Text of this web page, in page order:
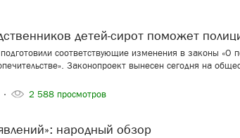
детей-сирот поможет
соответствующие изменения в законы «О
Законопроект вынесен сегодня на
2 588 просмотров
народный обзор